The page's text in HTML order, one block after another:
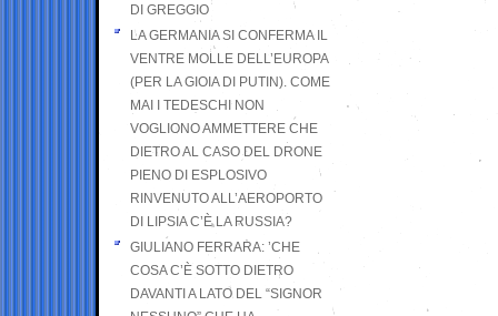
DI GREGGIO
LA GERMANIA SI CONFERMA IL
VENTRE MOLLE DELL’EUROPA
(PER LA GIOIA DI PUTIN). COME
MAI I TEDESCHI NON
VOGLIONO AMMETTERE CHE
DIETRO AL CASO DEL DRONE
PIENO DI ESPLOSIVO
RINVENUTO ALL’AEROPORTO
DI LIPSIA C’È LA RUSSIA?
GIULIANO FERRARA: ’CHE
COSA C’È SOTTO DIETRO
DAVANTI A LATO DEL “SIGNOR